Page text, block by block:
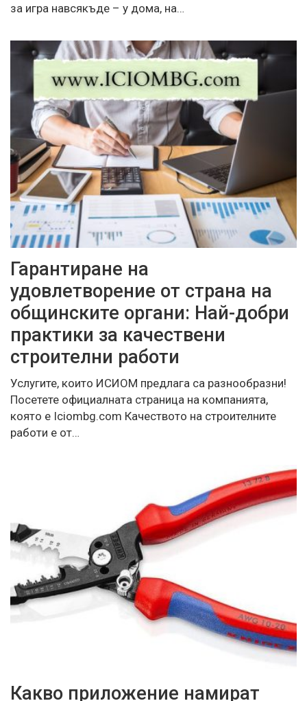
за игра навсякъде – у дома, на…
Гарантиране на
удовлетворение от страна на
общинските органи: Най-добри
практики за качествени
строителни работи
Услугите, които ИСИОМ предлага са разнообразни!
Посетете официалната страница на компанията,
която е Iciombg.com Качеството на строителните
работи е от…
Какво приложение намират